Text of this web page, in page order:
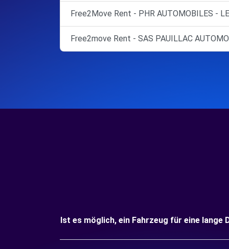
Free2Move Rent - PHR AUTOMOBILES -
Free2move Rent - SAS PAUILLAC
Ist es möglich, ein Fahrzeug für eine lange